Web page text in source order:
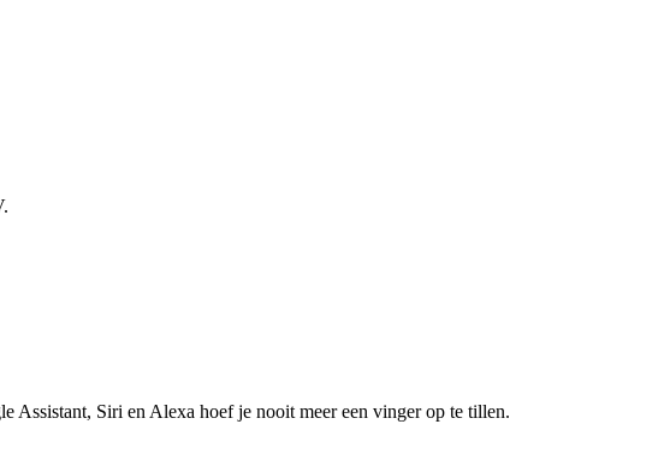
Assistant, Siri en Alexa hoef je nooit meer een vinger op te tillen.